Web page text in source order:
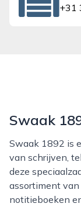
+31
Swaak
Swaak 1892 is een begrip in utrecht voor iedereen die
van schrijven,
deze
assortiment
notitieboeken